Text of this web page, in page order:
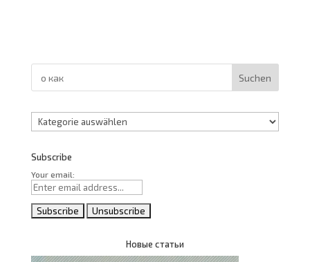
Suchen
Kategorien
Subscribe
Your email:
Новые статьи